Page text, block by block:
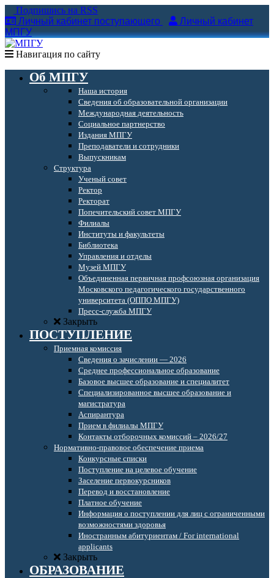
Подпишись на RSS
Личный кабинет поступающего
Личный кабинет
МПГУ
Навигация по сайту
Об МПГУ
Наша история
Сведения об образовательной организации
Международная деятельность
Социальное партнерство
Издания МПГУ
Преподаватели и сотрудники
Выпускникам
Структура
Ученый совет
Ректор
Ректорат
Попечительский совет МПГУ
Филиалы
Институты и факультеты
Библиотека
Управления и отделы
Музей МПГУ
Объединенная первичная профсоюзная организация
Московского педагогического государственного
университета (ОППО МПГУ)
Пресс-служба МПГУ
Закрыть
ПОСТУПЛЕНИЕ
Приемная комиссия
Сведения о зачислении — 2026
Среднее профессиональное образование
Базовое высшее образование и специалитет
Специализированное высшее образование и
магистратура
Аспирантура
Прием в филиалы МПГУ
Контакты отборочных комиссий – 2026/27
Нормативно-правовое обеспечение приема
Конкурсные списки
Поступление на целевое обучение
Заселение первокурсников
Перевод и восстановление
Платное обучение
Информация о поступлении для лиц с ограниченными
возможностями здоровья
Иностранным абитуриентам / For international
applicants
Закрыть
ОБРАЗОВАНИЕ